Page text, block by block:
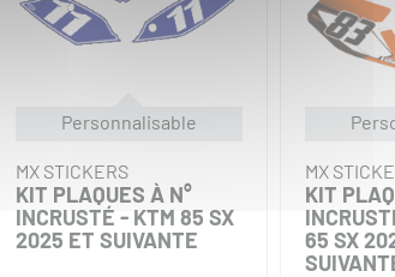
Personnalisable
MX STICKERS
KIT PLAQUES À N°
INCRUSTÉ - KTM 85 SX
2025 ET SUIVANTE
MX
KIT
65 SX